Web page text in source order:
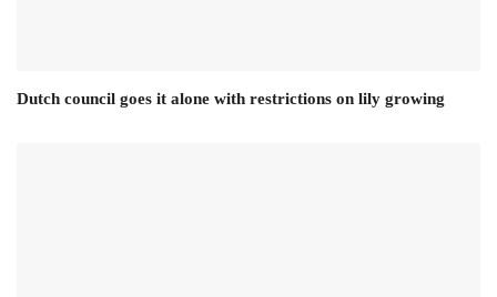
Dutch council goes it alone with restrictions on lily growing